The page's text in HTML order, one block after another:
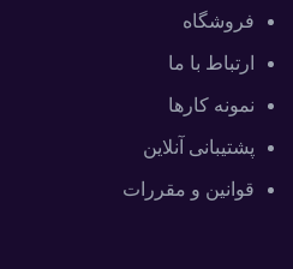
فروشگاه
ارتباط با ما
نمونه کارها
پشتیبانی آنلاین
قوانین و مقررات